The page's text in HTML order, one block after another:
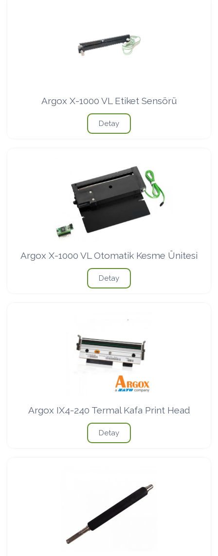
Argox X-1000 VL Etiket Sensörü
Detay
Argox X-1000 VL Otomatik Kesme Ünitesi
Detay
Argox IX4-240 Termal Kafa Print Head
Detay